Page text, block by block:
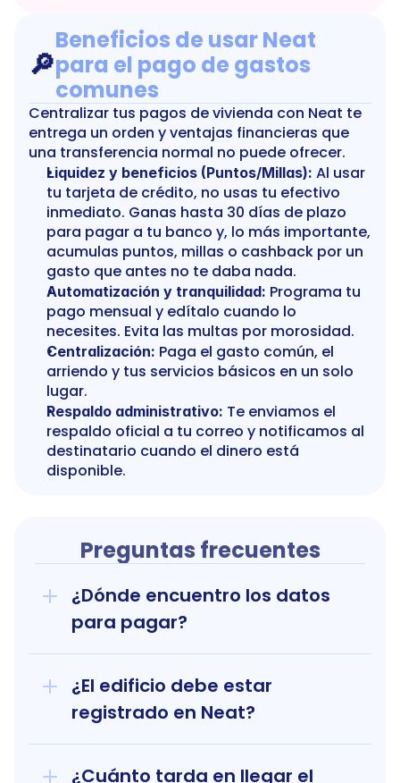
🔎
Beneficios de usar Neat
para el pago de gastos
comunes
Centralizar tus pagos de vivienda con Neat te
entrega un orden y ventajas financieras que
una transferencia normal no puede ofrecer.
Liquidez y beneficios (Puntos/Millas): Al usar
tu tarjeta de crédito, no usas tu efectivo
inmediato. Ganas hasta 30 días de plazo
para pagar a tu banco y, lo más importante,
acumulas puntos, millas o cashback por un
gasto que antes no te daba nada.
Automatización y tranquilidad: Programa tu
pago mensual y edítalo cuando lo
necesites. Evita las multas por morosidad.
Centralización: Paga el gasto común, el
arriendo y tus servicios básicos en un solo
lugar.
Respaldo administrativo: Te enviamos el
respaldo oficial a tu correo y notificamos al
destinatario cuando el dinero está
disponible.
Preguntas frecuentes
¿Dónde encuentro los datos
para pagar?
¿El edificio debe estar
registrado en Neat?
¿Cuánto tarda en llegar el